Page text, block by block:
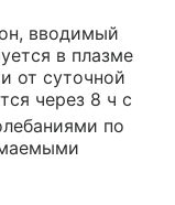
вводимый
в плазме
от суточной
через 8 ч с
по